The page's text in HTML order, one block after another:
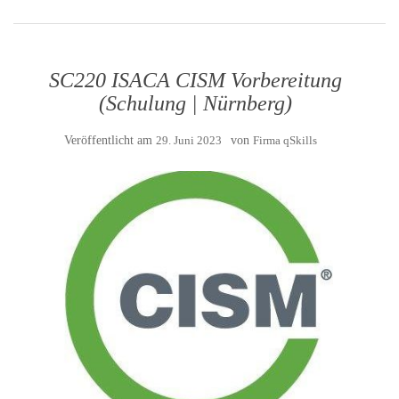
SC220 ISACA CISM Vorbereitung
(Schulung | Nürnberg)
Veröffentlicht am 29. Juni 2023 von Firma qSkills